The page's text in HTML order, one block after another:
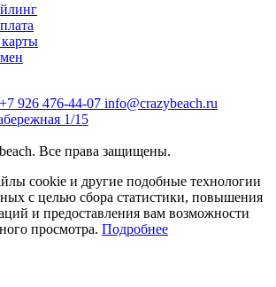
+7 926 476-44-07 info@crazybeach.ru
1/15
Все права защищены.
cookie и другие подобные технологии
с целью сбора статистики, повышения
и предоставления вам возможности
просмотра. Подробнее